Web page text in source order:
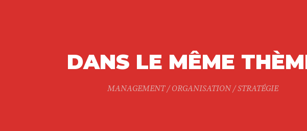
DANS LE MÊME
MANAGEMENT / ORGANISATION / STRATÉGIE